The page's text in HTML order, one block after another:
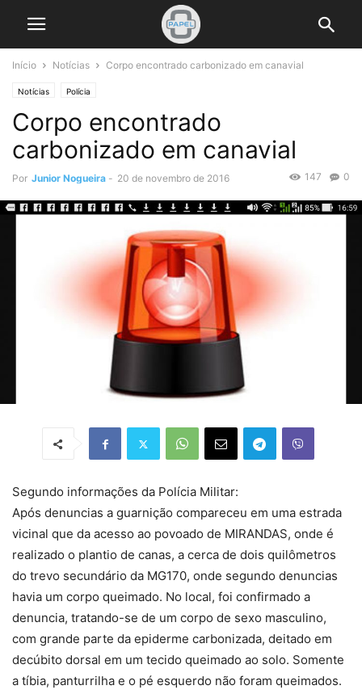
Início Notícias Corpo encontrado carbonizado em canavial
Notícias Polícia
Corpo encontrado
carbonizado em canavial
Por Junior Nogueira - 20 de novembro de 2016 0
147
Segundo informações da Polícia Militar:
Após denuncias a guarnição compareceu em uma estrada
vicinal que da acesso ao povoado de MIRANDAS, onde é
realizado o plantio de canas, a cerca de dois quilômetros
do trevo secundário da MG170, onde segundo denuncias
havia um corpo queimado. No local, foi confirmado a
denuncia, tratando-se de um corpo de sexo masculino,
com grande parte da epiderme carbonizada, deitado em
decúbito dorsal em um tecido queimado ao solo. Somente
a tíbia, panturrilha e o pé esquerdo não foram queimados.